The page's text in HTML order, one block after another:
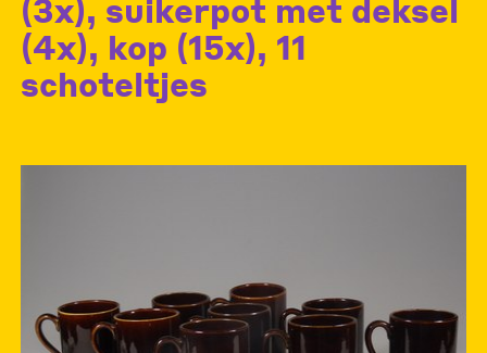
(3x), suikerpot met deksel
(4x), kop (15x), 11
schoteltjes